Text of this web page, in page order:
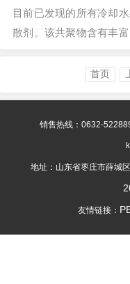
目前已发现的所有冷却
散剂。该共聚物含有丰
首页
销售热线：0632-
地址：山东省枣庄市薛城
友情链接：